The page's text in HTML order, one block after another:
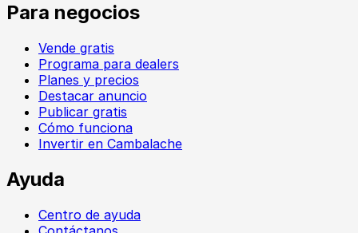
Para negocios
Vende gratis
Programa para dealers
Planes y precios
Destacar anuncio
Publicar gratis
Cómo funciona
Invertir en Cambalache
Ayuda
Centro de ayuda